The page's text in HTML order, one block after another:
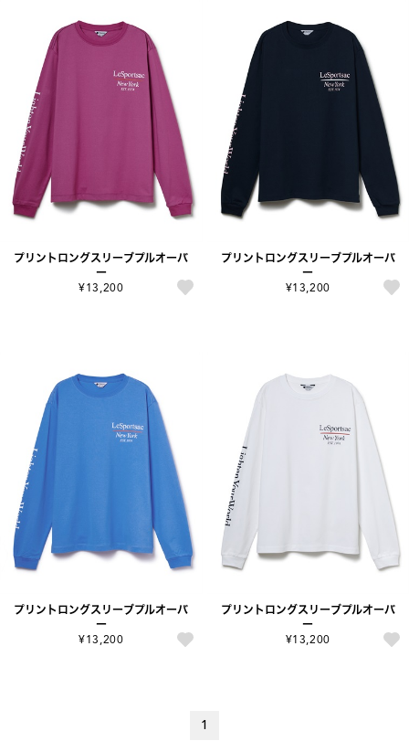
プリントロングスリーブプルオーバ
ー
¥13,200
プリントロングスリーブプルオーバ
ー
¥13,200
プリントロングスリーブプルオーバ
ー
¥13,200
プリントロングスリーブプルオーバ
ー
¥13,200
1